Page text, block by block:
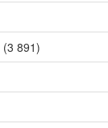
(3 891)